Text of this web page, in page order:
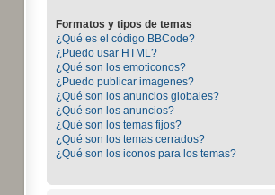
Formatos y tipos de temas
¿Qué es el código BBCode?
¿Puedo usar HTML?
¿Qué son los emoticonos?
¿Puedo publicar imagenes?
¿Qué son los anuncios globales?
¿Qué son los anuncios?
¿Qué son los temas fijos?
¿Qué son los temas cerrados?
¿Qué son los iconos para los temas?